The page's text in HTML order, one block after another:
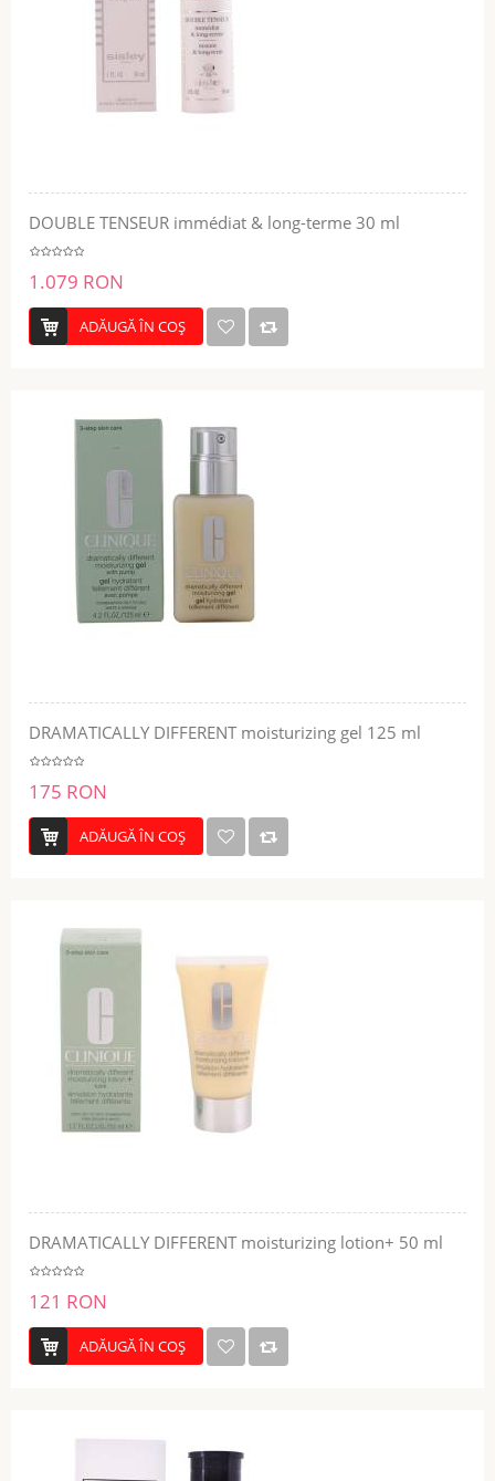
DOUBLE TENSEUR immédiat & long-terme 30 ml
1.079 RON
ADĂUGĂ ÎN COŞ
DRAMATICALLY DIFFERENT moisturizing gel 125 ml
175 RON
ADĂUGĂ ÎN COŞ
DRAMATICALLY DIFFERENT moisturizing lotion+ 50 ml
121 RON
ADĂUGĂ ÎN COŞ